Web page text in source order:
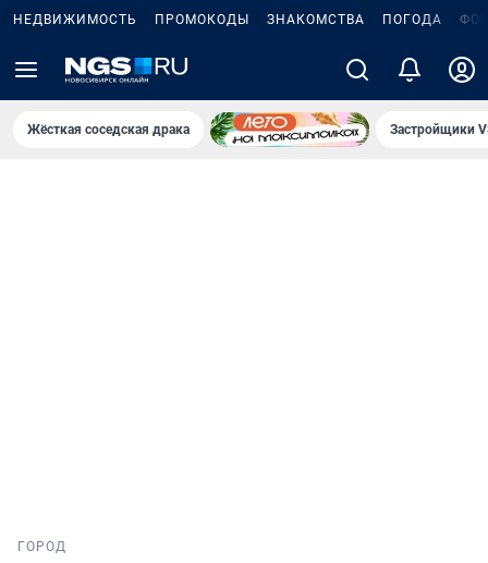
НЕДВИЖИМОСТЬ ПРОМОКОДЫ ЗНАКОМСТВА ПОГОДА
Жёсткая соседская драка Застройщики
ГОРОД